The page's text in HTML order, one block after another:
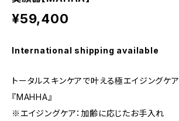
¥59,400
International shipping available
トータルスキンケアで叶える極エイジングケア
『MAHHA』
※エイジングケア：加齢に応じたお手入れ